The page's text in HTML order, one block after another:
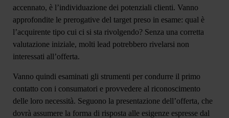
accennato, è l’individuazione dei potenziali clienti. Vanno
approfondite le prerogative del target preso in esame: qual è
l’acquirente tipo cui ci si sta rivolgendo? Senza una corretta
valutazione iniziale, molti lead potrebbero rivelarsi non
interessati all’offerta.
Vanno quindi esaminati gli strumenti per condurre il primo
contatto con i consumatori e provvedere al riconoscimento
delle loro necessità. Seguono la presentazione dell’offerta, che
dovrà assumere la forma di risposta alle esigenze espresse dal